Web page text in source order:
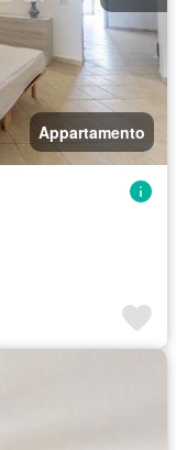
Appartamento